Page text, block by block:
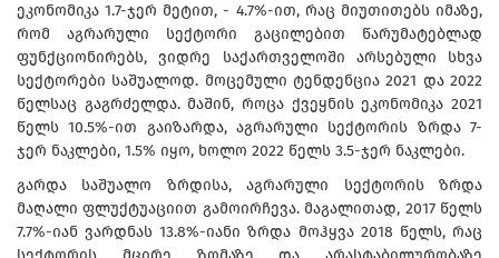
ეკონომიკა 1.7-ჯერ მეტით, - 4.7%-ით, რაც მიუთითებს იმაზე,
რომ აგრარული სექტორი გაცილებით წარუმატებლად
ფუნქციონირებს, ვიდრე საქართველოში არსებული სხვა
სექტორები საშუალოდ. მოცემული ტენდენცია 2021 და 2022
წელსაც გაგრძელდა. მაშინ, როცა ქვეყნის ეკონომიკა 2021
წელს 10.5%-ით გაიზარდა, აგრარული სექტორის ზრდა 7-
ჯერ ნაკლები, 1.5% იყო, ხოლო 2022 წელს 3.5-ჯერ ნაკლები.
გარდა საშუალო ზრდისა, აგრარული სექტორის ზრდა
მაღალი ფლუქტუაციით გამოირჩევა. მაგალითად, 2017 წელს
7.7%-იან ვარდნას 13.8%-იანი ზრდა მოჰყვა 2018 წელს, რაც